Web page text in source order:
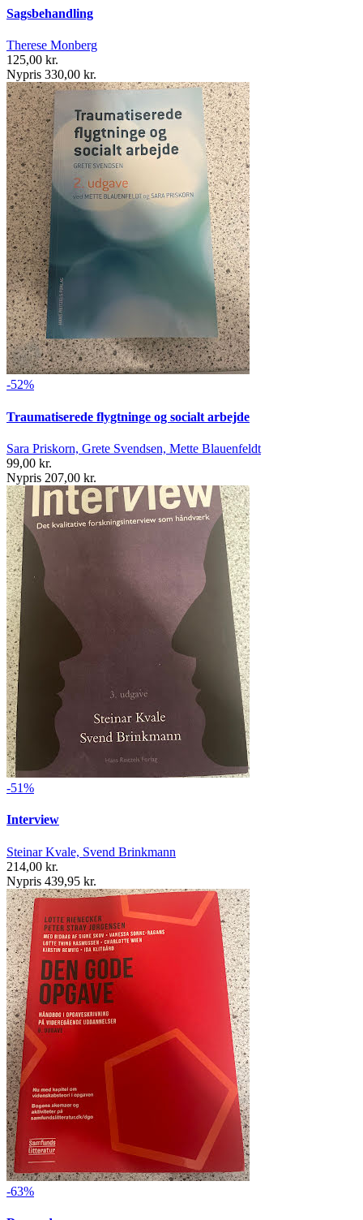
Sagsbehandling
Therese Monberg
125,00 kr.
Nypris 330,00 kr.
-52%
Traumatiserede flygtninge og socialt arbejde
Sara Priskorn, Grete Svendsen, Mette Blauenfeldt
99,00 kr.
Nypris 207,00 kr.
-51%
Interview
Steinar Kvale, Svend Brinkmann
214,00 kr.
Nypris 439,95 kr.
-63%